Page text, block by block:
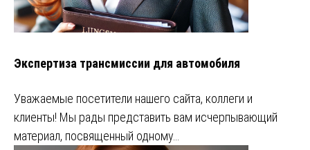
Экспертиза трансмиссии для автомобиля
Уважаемые посетители нашего сайта, коллеги и
клиенты! Мы рады представить вам исчерпывающий
материал, посвященный одному…